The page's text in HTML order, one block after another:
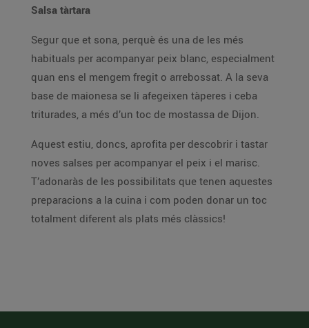
Salsa tàrtara
Segur que et sona, perquè és una de les més
habituals per acompanyar peix blanc, especialment
quan ens el mengem fregit o arrebossat. A la seva
base de maionesa se li afegeixen tàperes i ceba
triturades, a més d’un toc de mostassa de Dijon.
Aquest estiu, doncs, aprofita per descobrir i tastar
noves salses per acompanyar el peix i el marisc.
T’adonaràs de les possibilitats que tenen aquestes
preparacions a la cuina i com poden donar un toc
totalment diferent als plats més clàssics!